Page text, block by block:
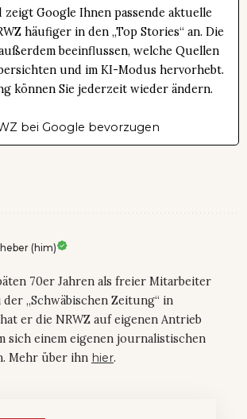
zeigt Google Ihnen passende aktuelle
häufiger in den „Top Stories“ an. Die
beeinflussen, welche Quellen
und im KI-Modus hervorhebt.
können Sie jederzeit wieder ändern.
bei Google bevorzugen
(him)
70er Jahren als freier Mitarbeiter
„Schwäbischen Zeitung“ in
er die NRWZ auf eigenen Antrieb
sich einem eigenen journalistischen
Mehr über ihn hier.